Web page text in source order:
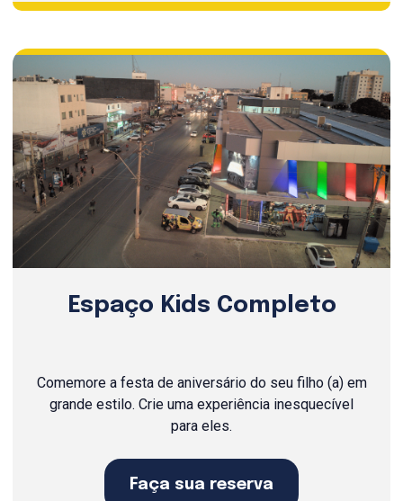
Espaço Kids Completo
Comemore a festa de aniversário do seu filho (a) em
grande estilo. Crie uma experiência inesquecível
para eles.
Faça sua reserva